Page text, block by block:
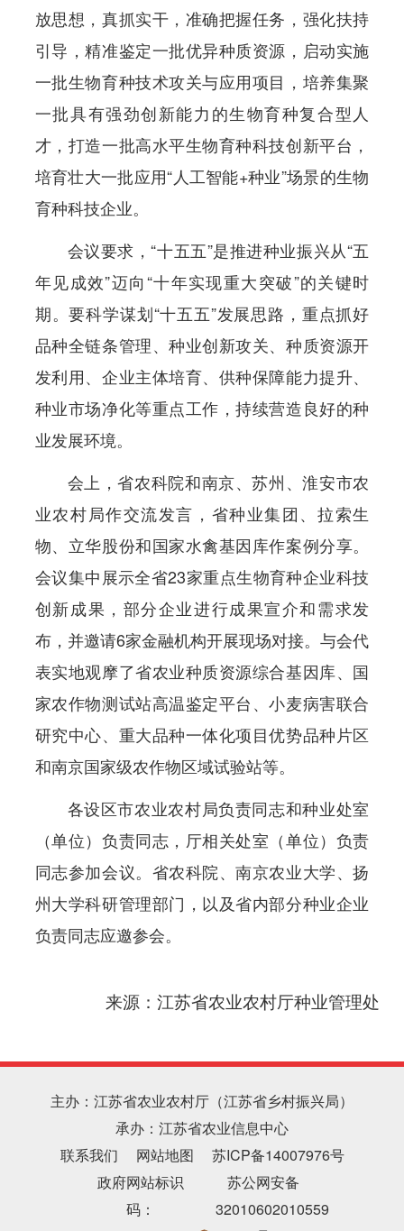
放思想，真抓实干，准确把握任务，强化扶持
引导，精准鉴定一批优异种质资源，启动实施
一批生物育种技术攻关与应用项目，培养集聚
一批具有强劲创新能力的生物育种复合型人
才，打造一批高水平生物育种科技创新平台，
培育壮大一批应用“人工智能+种业”场景的生物
育种科技企业。
会议要求，“十五五”是推进种业振兴从“五
年见成效”迈向“十年实现重大突破”的关键时
期。要科学谋划“十五五”发展思路，重点抓好
品种全链条管理、种业创新攻关、种质资源开
发利用、企业主体培育、供种保障能力提升、
种业市场净化等重点工作，持续营造良好的种
业发展环境。
会上，省农科院和南京、苏州、淮安市农
业农村局作交流发言，省种业集团、拉索生
物、立华股份和国家水禽基因库作案例分享。
会议集中展示全省23家重点生物育种企业科技
创新成果，部分企业进行成果宣介和需求发
布，并邀请6家金融机构开展现场对接。与会代
表实地观摩了省农业种质资源综合基因库、国
家农作物测试站高温鉴定平台、小麦病害联合
研究中心、重大品种一体化项目优势品种片区
和南京国家级农作物区域试验站等。
各设区市农业农村局负责同志和种业处室
（单位）负责同志，厅相关处室（单位）负责
同志参加会议。省农科院、南京农业大学、扬
州大学科研管理部门，以及省内部分种业企业
负责同志应邀参会。
来源：江苏省农业农村厅种业管理处
主办：江苏省农业农村厅（江苏省乡村振兴局）
承办：江苏省农业信息中心
联系我们
网站地图
苏ICP备14007976号
政府网站标识
码：
苏公网安备
32010602010559